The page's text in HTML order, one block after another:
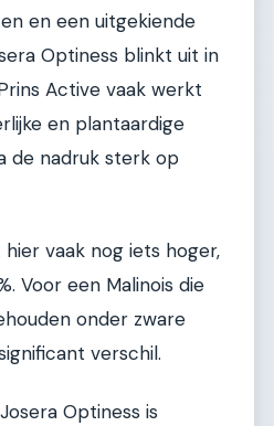
en een uitgekiende
Optiness blinkt uit in
Active vaak werkt
en plantaardige
de nadruk sterk op
vaak nog iets hoger,
Voor een Malinois die
onder zware
verschil.
Optiness is